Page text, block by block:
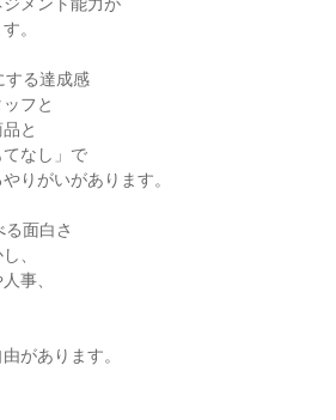
。
する達成感
フと
と
てなし」で
りがいがあります。
面白さ
、
事、
があります。